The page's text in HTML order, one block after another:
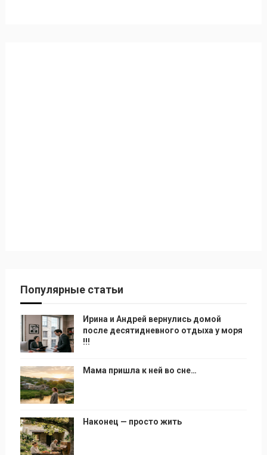
Популярные статьи
Ирина и Андрей вернулись домой
после десятидневного отдыха у моря
!!!
Мама пришла к ней во сне…
Наконец — просто жить